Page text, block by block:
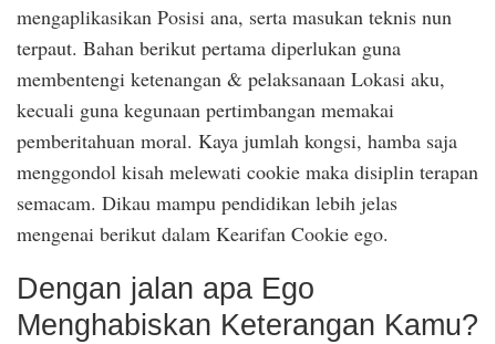
mengaplikasikan Posisi ana, serta masukan teknis nun
terpaut. Bahan berikut pertama diperlukan guna
membentengi ketenangan & pelaksanaan Lokasi aku,
kecuali guna kegunaan pertimbangan memakai
pemberitahuan moral. Kaya jumlah kongsi, hamba saja
menggondol kisah melewati cookie maka disiplin terapan
semacam. Dikau mampu pendidikan lebih jelas
mengenai berikut dalam Kearifan Cookie ego.
Dengan jalan apa Ego
Menghabiskan Keterangan Kamu?